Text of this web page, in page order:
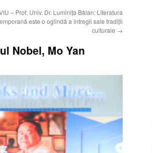
– Prof. Univ. Dr. Luminița Bălan: Literatura
este o oglindă a întregii sale tradiții
culturale →
Nobel, Mo Yan